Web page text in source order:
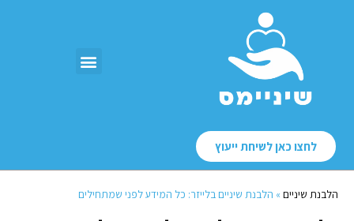
לחצו כאן לשיחת ייעוץ
הלבנת שיניים » הלבנת שיניים בלייזר: כל המידע לפני שמתחילים